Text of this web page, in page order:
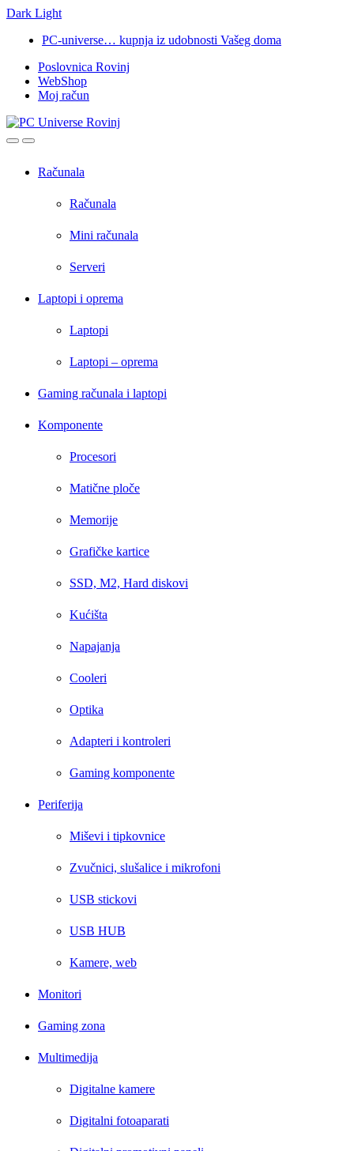
Dark Light
navigation
content
PC-universe… kupnja iz udobnosti Vašeg doma
Poslovnica Rovinj
WebShop
Moj račun
OpenClose
Računala
Računala
Mini računala
Serveri
Laptopi i oprema
Laptopi
Laptopi – oprema
Gaming računala i laptopi
Komponente
Procesori
Matične ploče
Memorije
Grafičke kartice
SSD, M2, Hard diskovi
Kućišta
Napajanja
Cooleri
Optika
Adapteri i kontroleri
Gaming komponente
Periferija
Miševi i tipkovnice
Zvučnici, slušalice i mikrofoni
USB stickovi
USB HUB
Kamere, web
Monitori
Gaming zona
Multimedija
Digitalne kamere
Digitalni fotoaparati